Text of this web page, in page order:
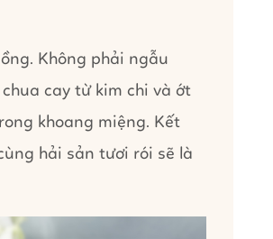
Không phải ngẫu
cay từ kim chi và ớt
khoang miệng. Kết
hải sản tươi rói sẽ là